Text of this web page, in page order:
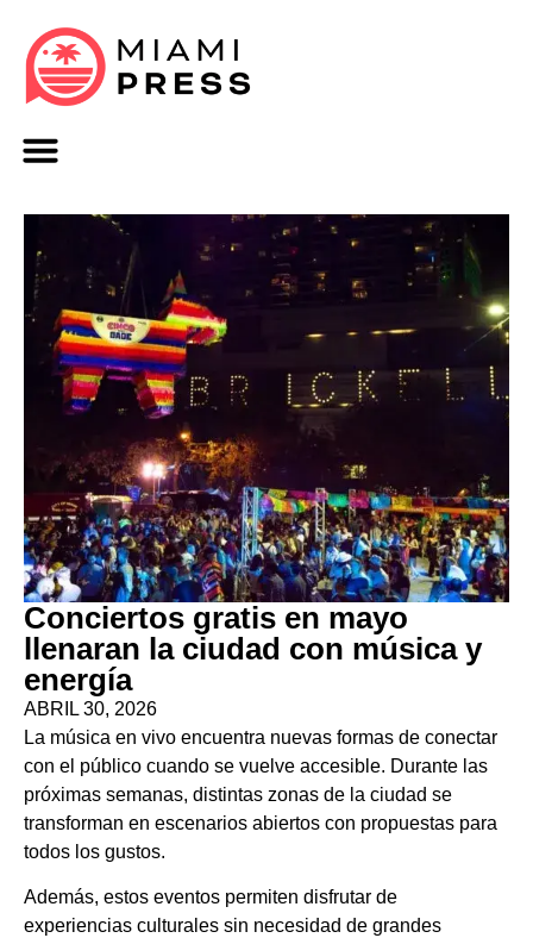
Conciertos gratis en mayo
llenaran la ciudad con música y
energía
ABRIL 30, 2026
La música en vivo encuentra nuevas formas de conectar
con el público cuando se vuelve accesible. Durante las
próximas semanas, distintas zonas de la ciudad se
transforman en escenarios abiertos con propuestas para
todos los gustos.
Además, estos eventos permiten disfrutar de
experiencias culturales sin necesidad de grandes